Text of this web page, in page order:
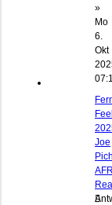
»
Mo
6.
Okt
Joe